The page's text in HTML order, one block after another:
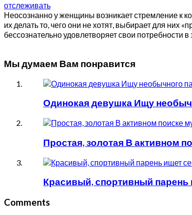
отслеживать
Неосознанно у женщины возникает стремление к
их делать то, чего они не хотят, выбирает для них
бессознательно удовлетворяет свои потребности
Мы думаем Вам понравится
Одинокая девушка Ищу
Простая, золотая В активном
Красивый, спортивный парень
Comments